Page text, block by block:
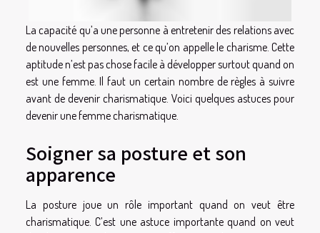
La capacité qu’a une personne à entretenir des relations avec
de nouvelles personnes, et ce qu’on appelle le charisme. Cette
aptitude n’est pas chose facile à développer surtout quand on
est une femme. Il faut un certain nombre de règles à suivre
avant de devenir charismatique. Voici quelques astuces pour
devenir une femme charismatique.
Soigner sa posture et son
apparence
La posture joue un rôle important quand on veut être
charismatique. C’est une astuce importante quand on veut